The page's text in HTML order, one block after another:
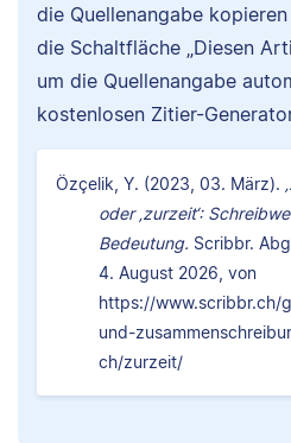
die Quellenangabe
die Schaltfläche „Diesen
um die Quellenangabe
kostenlosen Zitier-
Özçelik, Y. (2023, 03. März).
oder ‚zurzeit‘:
Bedeutung. Scribbr.
4. August 2026, von
https://www.scribbr.ch/
und-
ch/zurzeit/